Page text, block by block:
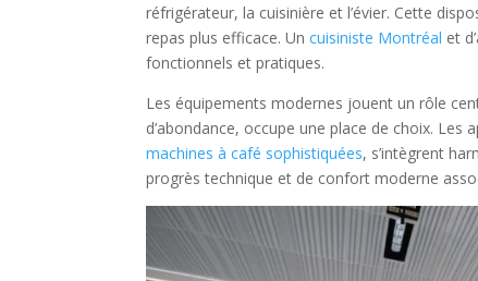
réfrigérateur, la cuisinière et l’évier. Cette
repas plus efficace. Uncuisiniste Montréal et
fonctionnels et pratiques.
Les équipements modernes jouent un rôle
d’abondance, occupe une place de choix.
machines à café sophistiquées, s’intègrent
progrès technique et de confort moderne